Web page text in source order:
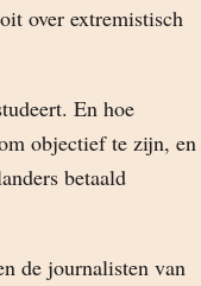
over extremistisch
En hoe
objectief te zijn, en
betaald
de journalisten van